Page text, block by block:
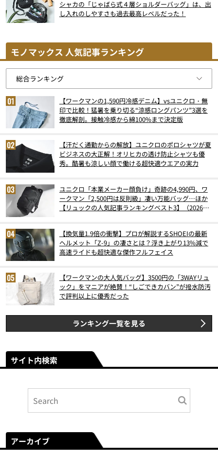
シャカの「じゃばら式４層ショルダーバッグ」は、出
し入れのしやすさも過去最高レベルだった！
モノマックス 人気記事ランキング
【ワークマンの1,590円冷感デニム】vsユニクロ・無
印で比較！猛暑を乗り切る“涼感ロングパンツ”3選を
徹底解剖。接触冷感から綿100%まで決定版
【汗だく通勤からの解放】ユニクロのポロシャツが夏
ビジネスの大正解！オリヒカの透け防止シャツも優
秀。酷暑も涼しい顔で働ける超快適ウエアの実力
ユニクロ「本業メーカー顔負け」奇跡の4,990円、ワ
ークマン「2,500円は反則級」凄い万能バッグ…ほか
【リュックの人気記事ランキングベスト3】（2026年
【換気量1.9倍の衝撃】プロが解説するSHOEIの最新
ヘルメット「Z-9」の凄さとは？浮き上がり13%減で
高速ライドも超快適な傑作フルフェイス
【ワークマンの大人気バッグ】3500円の「3WAYリュ
ック」をマニアが絶賛！“しごできカバン”が撥水防汚
で評判以上に優秀だった
ランキング一覧を見る
サイト内検索
アーカイブ